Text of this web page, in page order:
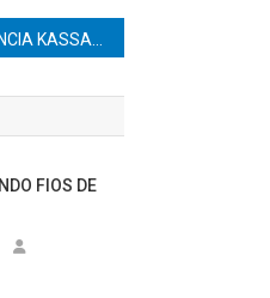
CAIADO ANUNCIA KASSAB COMO VICE E PSD FECHA CHAPA PRÓPRIA PARA DISPUTAR A PRESIDÊNCIA EM 2026
FIOS DE